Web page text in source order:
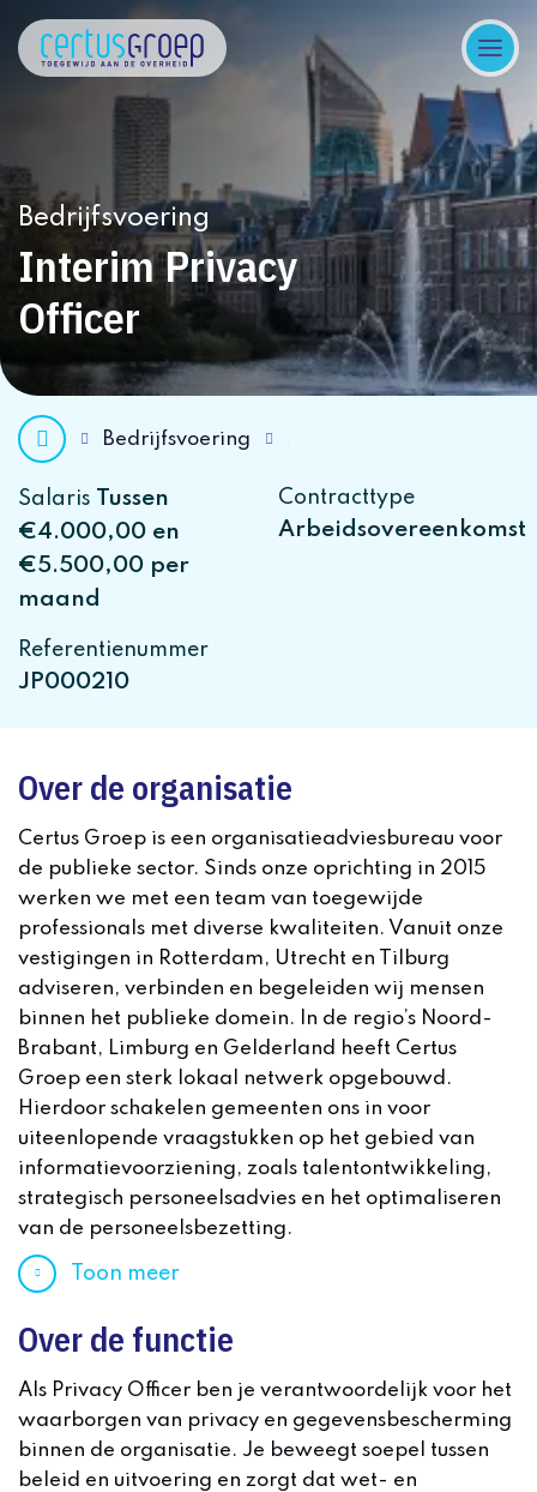
Bedrijfsvoering
Interim Privacy
Officer
Bedrijfsvoering
Salaris Tussen
€4.000,00 en
€5.500,00 per
maand
Contracttype
Arbeidsovereenkomst
Referentienummer
JP000210
Over de organisatie
Certus Groep is een organisatieadviesbureau voor
de publieke sector. Sinds onze oprichting in 2015
werken we met een team van toegewijde
professionals met diverse kwaliteiten. Vanuit onze
vestigingen in Rotterdam, Utrecht en Tilburg
adviseren, verbinden en begeleiden wij mensen
binnen het publieke domein. In de regio’s Noord-
Brabant, Limburg en Gelderland heeft Certus
Groep een sterk lokaal netwerk opgebouwd.
Hierdoor schakelen gemeenten ons in voor
uiteenlopende vraagstukken op het gebied van
informatievoorziening, zoals talentontwikkeling,
strategisch personeelsadvies en het optimaliseren
van de personeelsbezetting.
Toon meer
Over de functie
Als Privacy Officer ben je verantwoordelijk voor het
waarborgen van privacy en gegevensbescherming
binnen de organisatie. Je beweegt soepel tussen
beleid en uitvoering en zorgt dat wet- en